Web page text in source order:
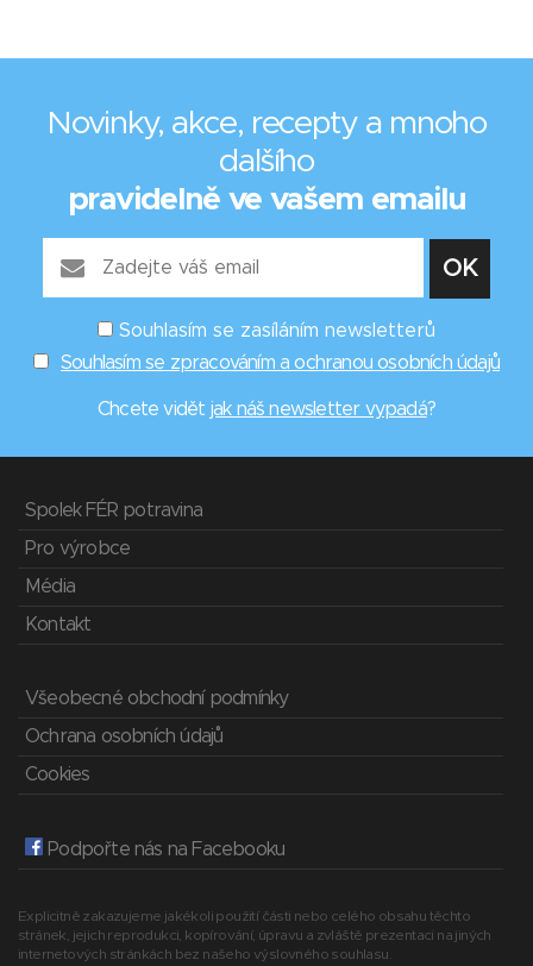
Novinky, akce, recepty a mnoho
dalšího
pravidelně ve vašem emailu
Souhlasím se zasíláním newsletterů
Souhlasím se zpracováním a ochranou osobních údajů
Chcete vidět jak náš newsletter vypadá?
Spolek FÉR potravina
Pro výrobce
Média
Kontakt
Všeobecné obchodní podmínky
Ochrana osobních údajů
Cookies
Podpořte nás na Facebooku
Explicitně zakazujeme jakékoli použití části nebo celého obsahu těchto
stránek, jejich reprodukci, kopírování, úpravu a zvláště prezentaci na jiných
internetových stránkách bez našeho výslovného souhlasu.